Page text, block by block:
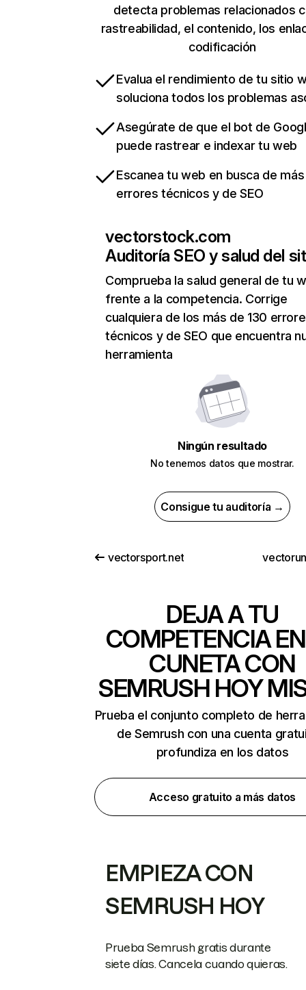
detecta problemas relacionados
rastreabilidad, el contenido, los
codificación
Evalua el rendimiento de tu sitio
soluciona todos los problemas
Asegúrate de que el bot de
puede rastrear e indexar tu web
Escanea tu web en busca de
errores técnicos y de SEO
vectorstock.com
Auditoría SEO y salud del
Comprueba la salud general de tu
frente a la competencia. Corrige
cualquiera de los más de 130
técnicos y de SEO que encuentra
herramienta
Ningún resultado
No tenemos datos que mostrar.
Consigue tu auditoría →
vectorsport.net
DEJA A TU
COMPETENCIA
CUNETA CON
SEMRUSH HOY
Prueba el conjunto completo de
de Semrush con una cuenta
profundiza en los datos
Acceso gratuito a más datos
EMPIEZA CON
SEMRUSH HOY
Prueba Semrush gratis durante
siete días. Cancela cuando quieras.